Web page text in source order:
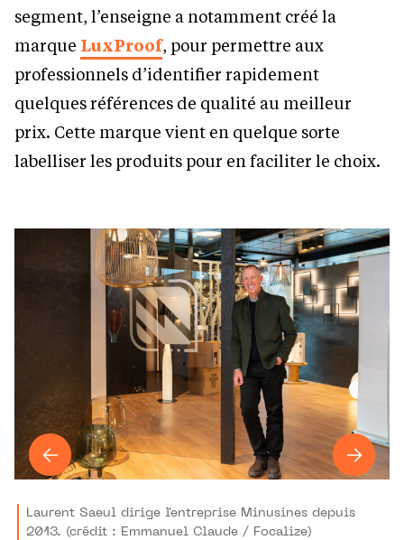
segment, l’enseigne a notamment créé la
marque LuxProof, pour permettre aux
professionnels d’identifier rapidement
quelques références de qualité au meilleur
prix. Cette marque vient en quelque sorte
labelliser les produits pour en faciliter le choix.
Laurent Saeul dirige l'entreprise Minusines depuis
2013. (crédit : Emmanuel Claude / Focalize)